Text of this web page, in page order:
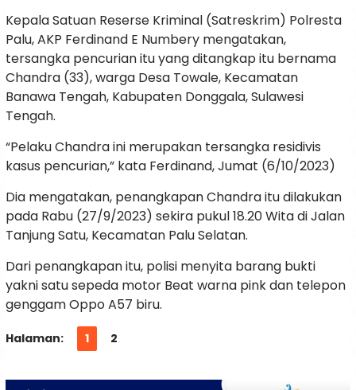
Kepala Satuan Reserse Kriminal (Satreskrim) Polresta
Palu, AKP Ferdinand E Numbery mengatakan,
tersangka pencurian itu yang ditangkap itu bernama
Chandra (33), warga Desa Towale, Kecamatan
Banawa Tengah, Kabupaten Donggala, Sulawesi
Tengah.
“Pelaku Chandra ini merupakan tersangka residivis
kasus pencurian,” kata Ferdinand, Jumat (6/10/2023)
Dia mengatakan, penangkapan Chandra itu dilakukan
pada Rabu (27/9/2023) sekira pukul 18.20 Wita di Jalan
Tanjung Satu, Kecamatan Palu Selatan.
Dari penangkapan itu, polisi menyita barang bukti
yakni satu sepeda motor Beat warna pink dan telepon
genggam Oppo A57 biru.
Halaman: 1 2